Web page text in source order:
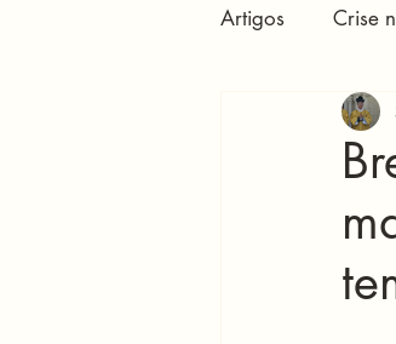
Artigos Crise
O erro de